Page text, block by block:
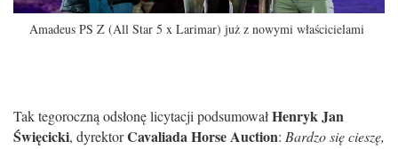
Amadeus PS Z (All Star 5 x Larimar) już z nowymi właścicielami
Tak tegoroczną odsłonę licytacji podsumowałHenryk Jan
Święcicki, dyrektorCavaliada Horse Auction: Bardzo się cieszę,